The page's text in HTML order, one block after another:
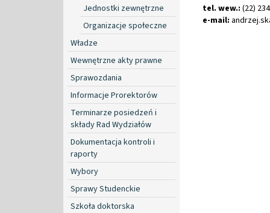
Jednostki zewnętrzne
Organizacje społeczne
Władze
Wewnętrzne akty prawne
Sprawozdania
Informacje Prorektorów
Terminarze posiedzeń i
składy Rad Wydziałów
Dokumentacja kontroli i
raporty
Wybory
Sprawy Studenckie
Szkoła doktorska
tel. wew.: (22)
e-mail: andrzej.